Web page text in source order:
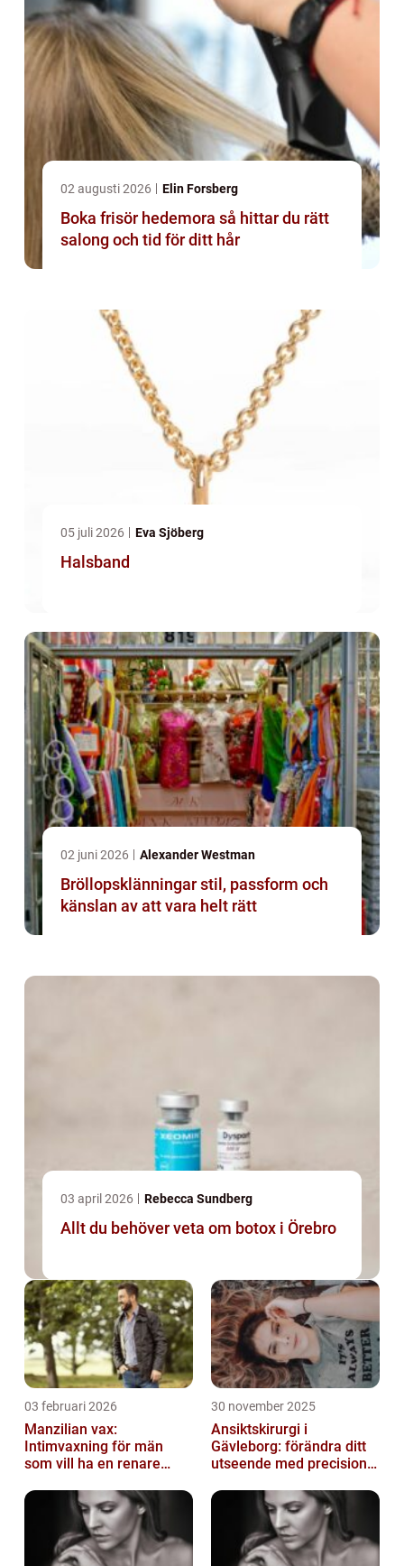
02 augusti 2026 Elin Forsberg
Boka frisör hedemora så hittar du rätt
salong och tid för ditt hår
05 juli 2026 Eva Sjöberg
Halsband
02 juni 2026 Alexander Westman
Bröllopsklänningar stil, passform och
känslan av att vara helt rätt
03 april 2026 Rebecca Sundberg
Allt du behöver veta om botox i Örebro
03 februari 2026
Manzilian vax:
Intimvaxning för män
som vill ha en renare
30 november 2025
Ansiktskirurgi i
Gävleborg: förändra ditt
utseende med precision